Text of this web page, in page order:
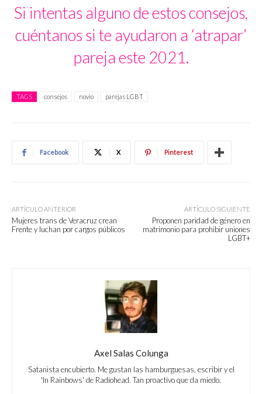
Si intentas alguno de estos consejos,
cuéntanos si te ayudaron a ‘atrapar’
pareja este 2021.
TAGS consejos novio parejas LGBT
Facebook X Pinterest
ARTÍCULO ANTERIOR
Mujeres trans de Veracruz crean
Frente y luchan por cargos públicos
ARTÍCULO SIGUIENTE
Proponen paridad de género en
matrimonio para prohibir uniones
LGBT+
Axel Salas Colunga
Satanista encubierto. Me gustan las hamburguesas, escribir y el
'In Rainbows' de Radiohead. Tan proactivo que da miedo.